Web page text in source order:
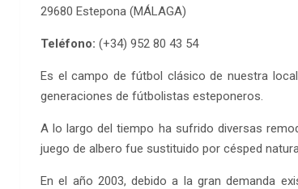
29680 Estepona (MÁLAGA)
Teléfono: (+34) 952 80 43 54
Es el campo de fútbol clásico de nuestra
generaciones de fútbolistas esteponeros.
A lo largo del tiempo ha sufrido diversas
juego de albero fue sustituido por césped
En el año 2003, debido a la gran demanda